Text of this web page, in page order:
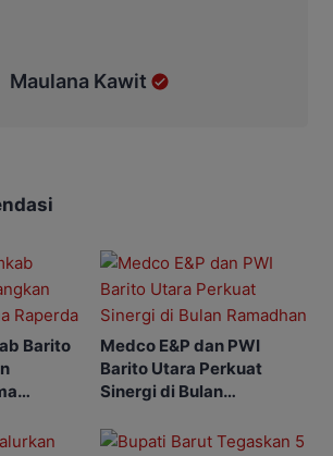
Maulana Kawit
Barito
Medco E&P dan PWI
Barito Utara Perkuat
Sinergi di Bulan